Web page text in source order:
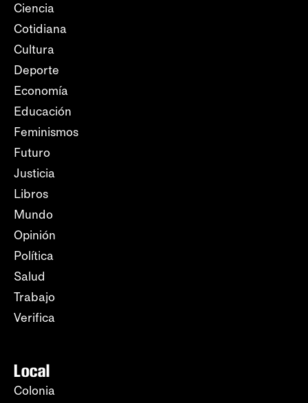
Ciencia
Cotidiana
Cultura
Deporte
Economía
Educación
Feminismos
Futuro
Justicia
Libros
Mundo
Opinión
Política
Salud
Trabajo
Verifica
Local
Colonia